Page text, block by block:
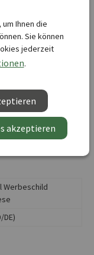
wir Ihnen
über Sinn und
zu einem
aufruft.
Werbeschild
DE)
Ihnen die
Sie können
jederzeit
.
akzeptieren